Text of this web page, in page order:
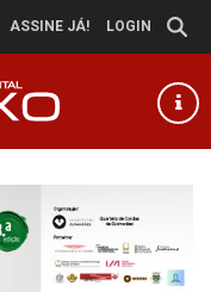
ASSINE JÁ! LOGIN